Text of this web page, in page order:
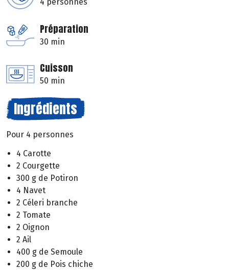
4 personnes
Préparation
30 min
Cuisson
50 min
Ingrédients
Pour 4 personnes
4 Carotte
2 Courgette
300 g de Potiron
4 Navet
2 Céleri branche
2 Tomate
2 Oignon
2 Ail
400 g de Semoule
200 g de Pois chiche